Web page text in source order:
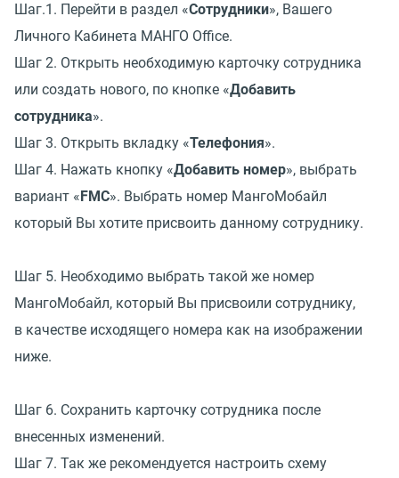
Шаг.1. Перейти в раздел «Сотрудники», Вашего
Личного Кабинета МАНГО Office.
Шаг 2. Открыть необходимую карточку сотрудника
или создать нового, по кнопке «Добавить
сотрудника».
Шаг 3. Открыть вкладку «Телефония».
Шаг 4. Нажать кнопку «Добавить номер», выбрать
вариант «FMC». Выбрать номер МангоМобайл
который Вы хотите присвоить данному сотруднику.
Шаг 5. Необходимо выбрать такой же номер
МангоМобайл, который Вы присвоили сотруднику,
в качестве исходящего номера как на изображении
ниже.
Шаг 6. Сохранить карточку сотрудника после
внесенных изменений.
Шаг 7. Так же рекомендуется настроить схему